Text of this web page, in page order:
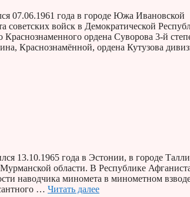
07.06.1961 года в городе Южа Ивановской
советских войск в Демократической
Краснознаменного ордена Суворова 3-й
Краснознамённой, ордена Кутузова
13.10.1965 года в Эстонии, в городе
области. В Республике
наводчика миномета в минометном
… Читать далее